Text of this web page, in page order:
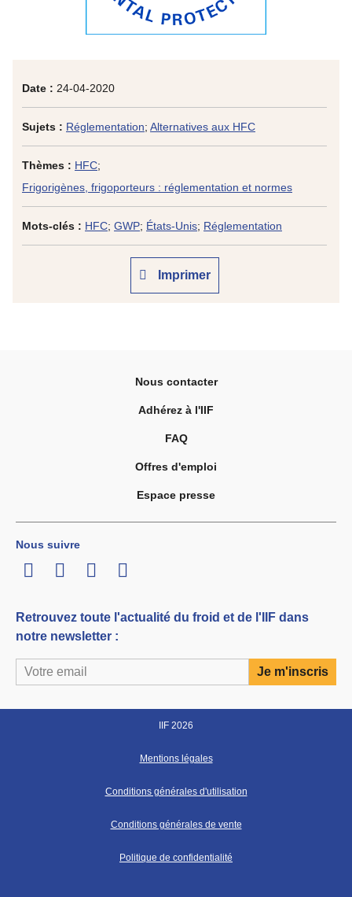
Date : 24-04-2020
Sujets : Réglementation; Alternatives aux HFC
Thèmes : HFC;
Frigorigènes, frigoporteurs : réglementation et normes
Mots-clés : HFC; GWP; États-Unis; Réglementation
Imprimer
Nous contacter
Adhérez à l'IIF
FAQ
Offres d'emploi
Espace presse
Nous suivre
LinkedInTwitterFacebook
Youtube
Retrouvez toute l'actualité du froid et de l'IIF dans
notre newsletter :
IIF 2026
Mentions légales
Conditions générales d'utilisation
Conditions générales de vente
Politique de confidentialité